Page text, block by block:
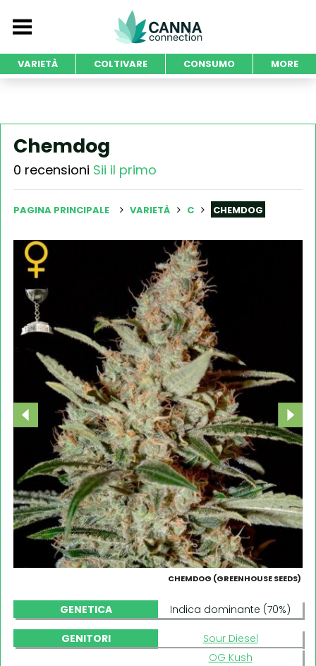
VARIETÀ COLTIVARE CONSUMO MORE
Chemdog
0 recensioni Sii il primo
PAGINA PRINCIPALE VARIETÀ C CHEMDOG
CHEMDOG (GREENHOUSE SEEDS)
GENETICA Indica dominante (70%)
GENITORI
Sour Diesel
OG Kush